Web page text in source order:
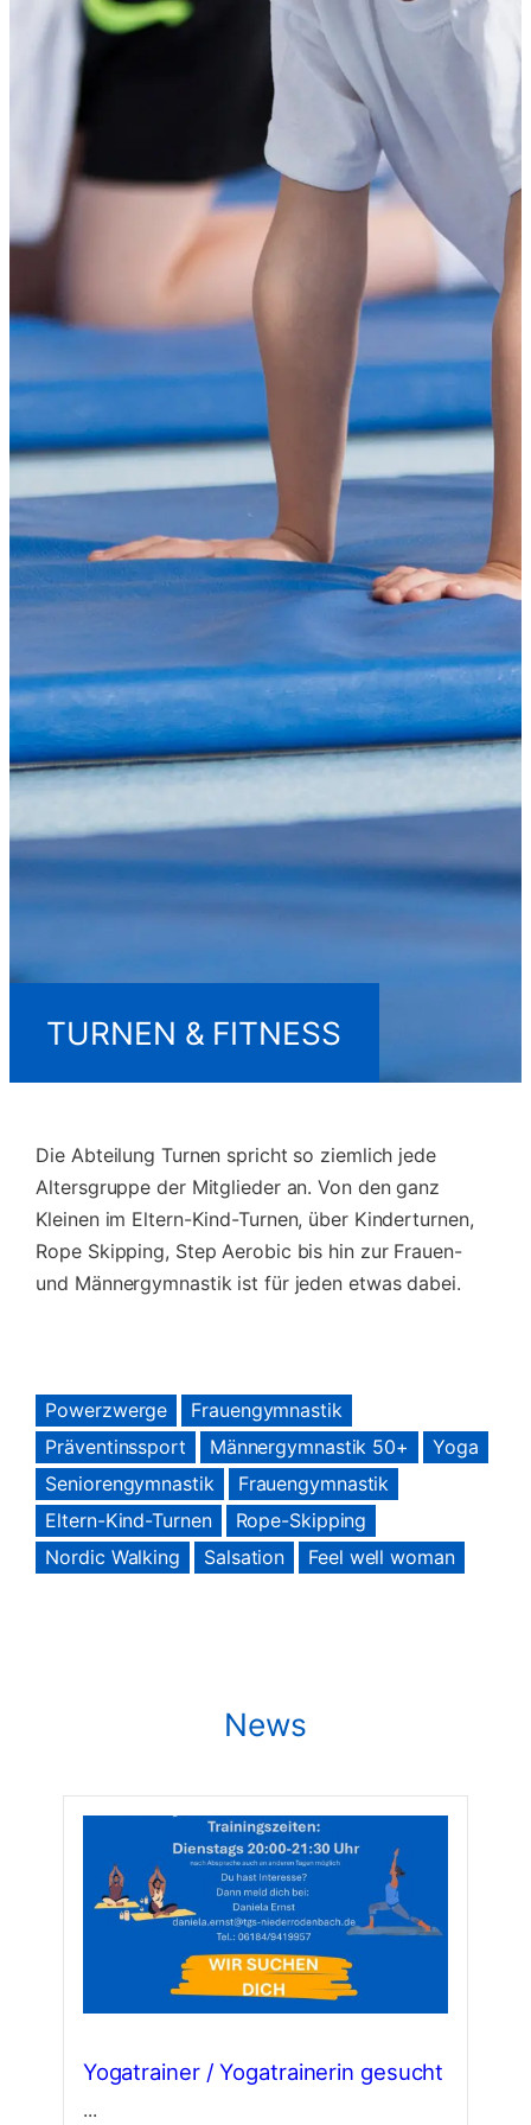
TURNEN & FITNESS
Die Abteilung Turnen spricht so ziemlich jede
Altersgruppe der Mitglieder an. Von den ganz
Kleinen im Eltern-Kind-Turnen, über Kinderturnen,
Rope Skipping, Step Aerobic bis hin zur Frauen-
und Männergymnastik ist für jeden etwas dabei.
Powerzwerge
Frauengymnastik
Präventinssport
Männergymnastik 50+
Yoga
Seniorengymnastik
Frauengymnastik
Eltern-Kind-Turnen
Rope-Skipping
Nordic Walking
Salsation Feel well woman
News
Yogatrainer / Yogatrainerin gesucht
...